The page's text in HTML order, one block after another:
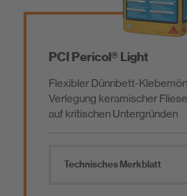
PCI Pericol® Light
Flexibler Dünnbett-
Verlegung keramischer
auf kritischen Untergründen
Technisches Merkblatt